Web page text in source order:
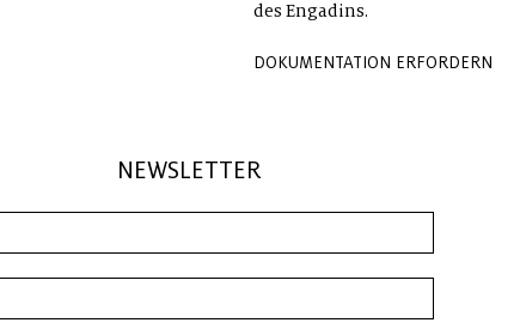
des Engadins.
DOKUMENTATION ERFORDERN
NEWSLETTER